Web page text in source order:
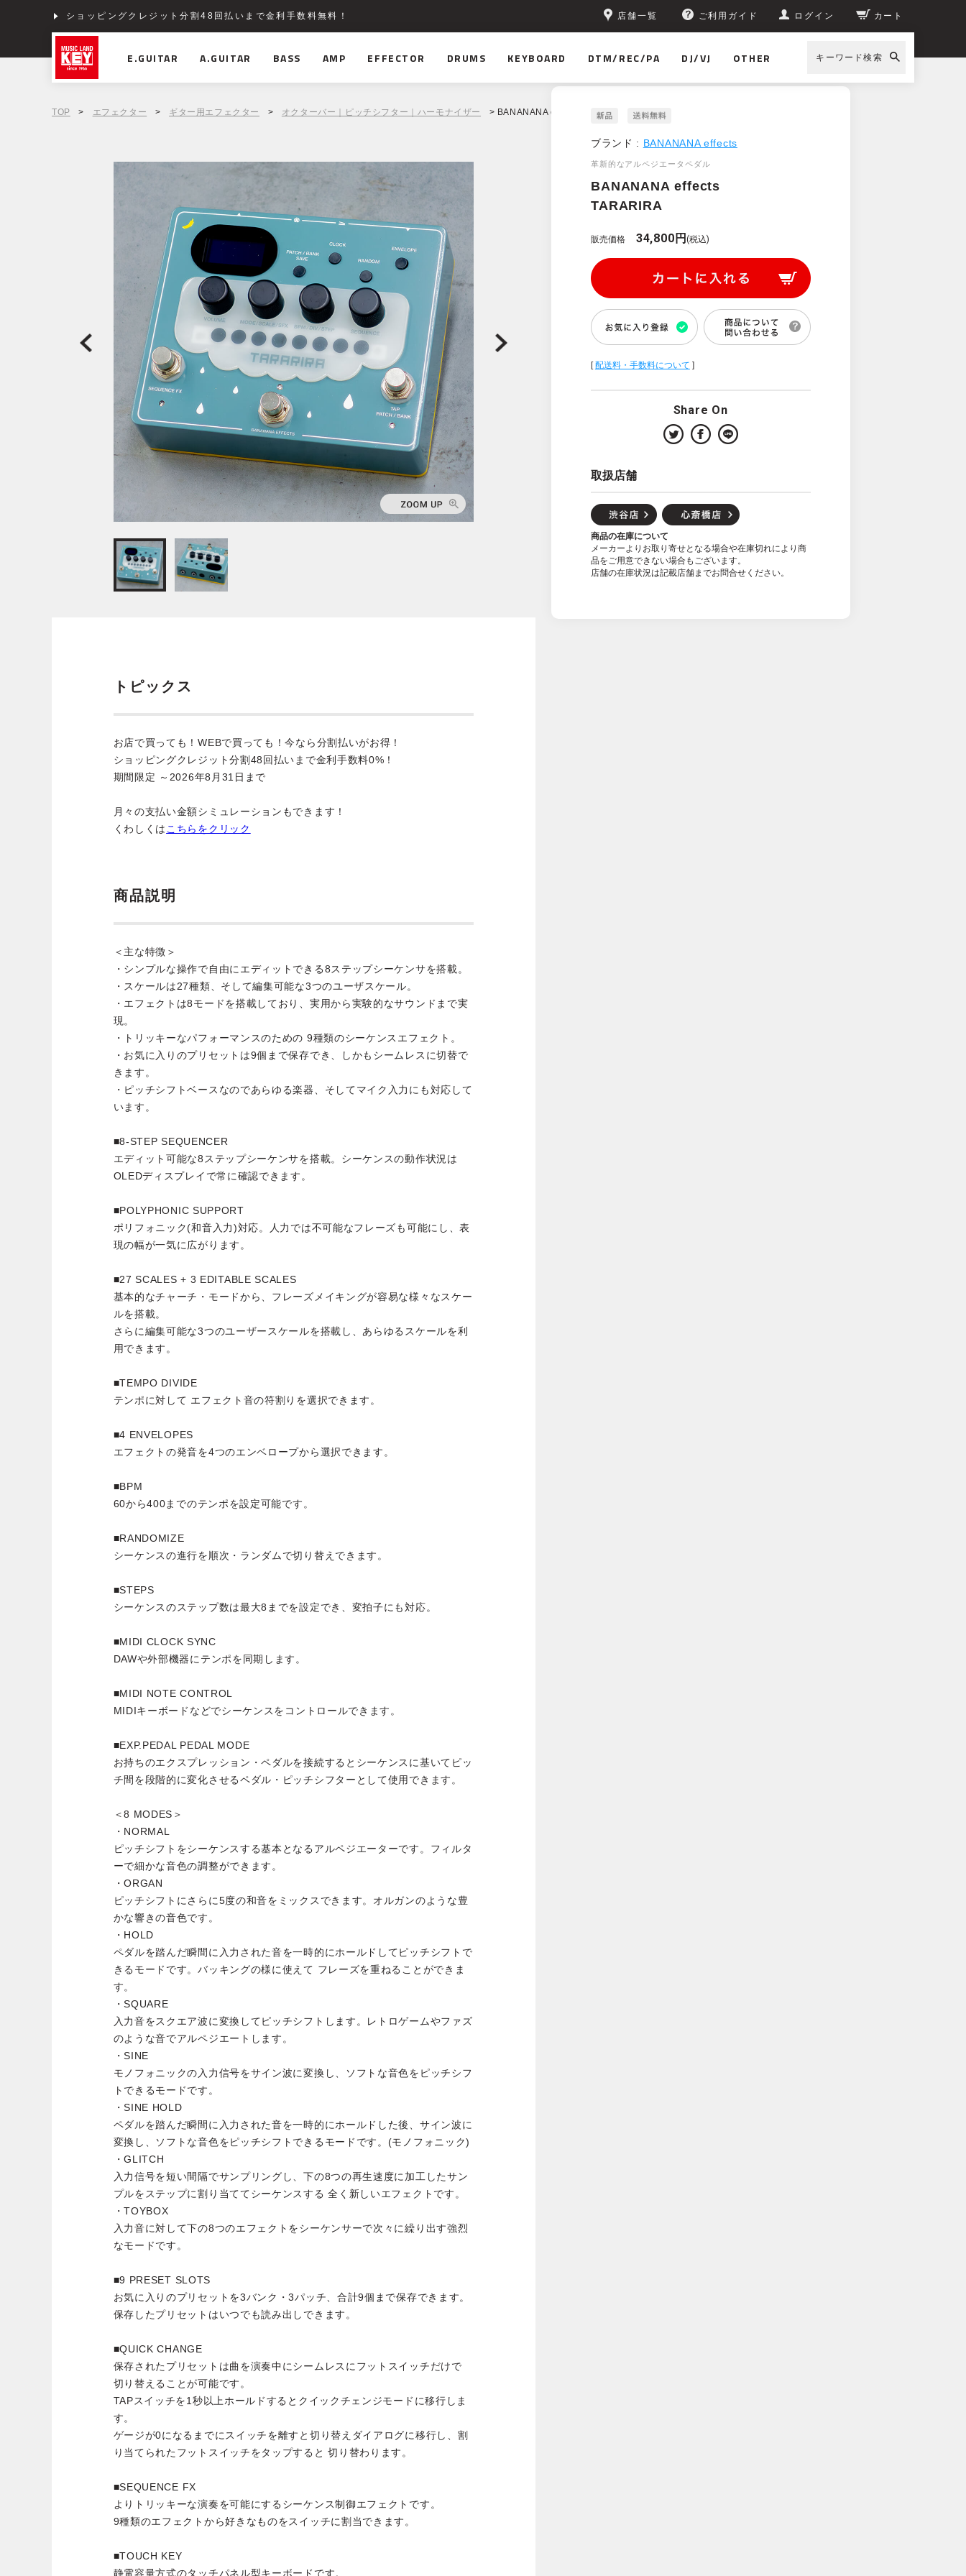
ショッピングクレジット分割48回払いまで金利手数料無料！ 店舗一覧 ご利用ガイド ログイン カート
E.GUITAR A.GUITAR BASS AMP EFFECTOR DRUMS KEYBOARD DTM/REC/PA DJ/VJ OTHER キーワード検索
TOP > エフェクター > ギター用エフェクター > オクターバー｜ピッチシフター｜ハーモナイザー > BANANANA effects TARARIRA
ブランド : BANANANA effects
革新的なアルペジエータペダル
BANANANA effects
TARARIRA
販売価格 34,800円(税込)
[配送料・手数料について ]
Share On
取扱店舗
商品の在庫について
メーカーよりお取り寄せとなる場合や在庫切れにより商
品をご用意できない場合もございます。
店舗の在庫状況は記載店舗までお問合せください。
トピックス
お店で買っても！WEBで買っても！今なら分割払いがお得！
ショッピングクレジット分割48回払いまで金利手数料0%！
期間限定 ～2026年8月31日まで
月々の支払い金額シミュレーションもできます！
くわしくは こちらをクリック
商品説明
＜主な特徴＞
・シンプルな操作で自由にエディットできる8ステップシーケンサを搭載。
・スケールは27種類、そして編集可能な3つのユーザスケール。
・エフェクトは8モードを搭載しており、実用から実験的なサウンドまで実
現。
・トリッキーなパフォーマンスのための 9種類のシーケンスエフェクト。
・お気に入りのプリセットは9個まで保存でき、しかもシームレスに切替で
きます。
・ピッチシフトベースなのであらゆる楽器、そしてマイク入力にも対応して
います。
■8-STEP SEQUENCER
エディット可能な8ステップシーケンサを搭載。シーケンスの動作状況は
OLEDディスプレイで常に確認できます。
■POLYPHONIC SUPPORT
ポリフォニック(和音入力)対応。人力では不可能なフレーズも可能にし、表
現の幅が一気に広がります。
■27 SCALES + 3 EDITABLE SCALES
基本的なチャーチ・モードから、フレーズメイキングが容易な様々なスケー
ルを搭載。
さらに編集可能な3つのユーザースケールを搭載し、あらゆるスケールを利
用できます。
■TEMPO DIVIDE
テンポに対して エフェクト音の符割りを選択できます。
■4 ENVELOPES
エフェクトの発音を4つのエンベロープから選択できます。
■BPM
60から400までのテンポを設定可能です。
■RANDOMIZE
シーケンスの進行を順次・ランダムで切り替えできます。
■STEPS
シーケンスのステップ数は最大8までを設定でき、変拍子にも対応。
■MIDI CLOCK SYNC
DAWや外部機器にテンポを同期します。
■MIDI NOTE CONTROL
MIDIキーボードなどでシーケンスをコントロールできます。
■EXP.PEDAL PEDAL MODE
お持ちのエクスプレッション・ペダルを接続するとシーケンスに基いてピッ
チ間を段階的に変化させるペダル・ピッチシフターとして使用できます。
＜8 MODES＞
・NORMAL
ピッチシフトをシーケンスする基本となるアルペジエーターです。フィルタ
ーで細かな音色の調整ができます。
・ORGAN
ピッチシフトにさらに5度の和音をミックスできます。オルガンのような豊
かな響きの音色です。
・HOLD
ペダルを踏んだ瞬間に入力された音を一時的にホールドしてピッチシフトで
きるモードです。バッキングの様に使えて フレーズを重ねることができま
す。
・SQUARE
入力音をスクエア波に変換してピッチシフトします。レトロゲームやファズ
のような音でアルペジエートします。
・SINE
モノフォニックの入力信号をサイン波に変換し、ソフトな音色をピッチシフ
トできるモードです。
・SINE HOLD
ペダルを踏んだ瞬間に入力された音を一時的にホールドした後、サイン波に
変換し、ソフトな音色をピッチシフトできるモードです。(モノフォニック)
・GLITCH
入力信号を短い間隔でサンプリングし、下の8つの再生速度に加工したサン
プルをステップに割り当ててシーケンスする 全く新しいエフェクトです。
・TOYBOX
入力音に対して下の8つのエフェクトをシーケンサーで次々に繰り出す強烈
なモードです。
■9 PRESET SLOTS
お気に入りのプリセットを3バンク・3パッチ、合計9個まで保存できます。
保存したプリセットはいつでも読み出しできます。
■QUICK CHANGE
保存されたプリセットは曲を演奏中にシームレスにフットスイッチだけで
切り替えることが可能です。
TAPスイッチを1秒以上ホールドするとクイックチェンジモードに移行しま
す。
ゲージが0になるまでにスイッチを離すと切り替えダイアログに移行し、割
り当てられたフットスイッチをタップすると 切り替わります。
■SEQUENCE FX
よりトリッキーな演奏を可能にするシーケンス制御エフェクトです。
9種類のエフェクトから好きなものをスイッチに割当できます。
■TOUCH KEY
静電容量方式のタッチパネル型キーボードです。